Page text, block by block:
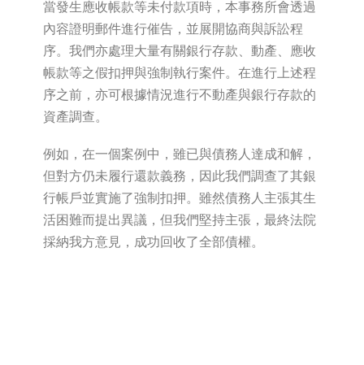
當發生應收帳款等未付款項時，本事務所會透過
內容證明郵件進行催告，並展開協商與訴訟程
序。我們亦處理大量有關銀行存款、動產、應收
帳款等之假扣押與強制執行案件。在進行上述程
序之前，亦可根據情況進行不動產與銀行存款的
資產調查。
例如，在一個案例中，雖已與債務人達成和解，
但對方仍未履行還款義務，因此我們調查了其銀
行帳戶並實施了強制扣押。雖然債務人主張其生
活困難而提出異議，但我們堅持主張，最終法院
採納我方意見，成功回收了全部債權。